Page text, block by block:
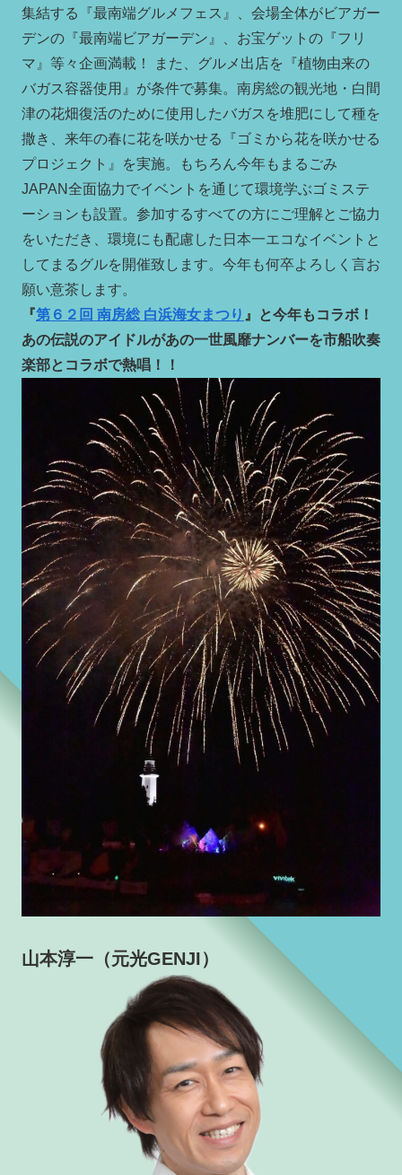
集結する『最南端グルメフェス』、会場全体がビアガー
デンの『最南端ビアガーデン』、お宝ゲットの『フリ
マ』等々企画満載！ また、グルメ出店を『植物由来の
バガス容器使用』が条件で募集。南房総の観光地・白間
津の花畑復活のために使用したバガスを堆肥にして種を
撒き、来年の春に花を咲かせる『ゴミから花を咲かせる
プロジェクト』を実施。もちろん今年もまるごみ
JAPAN全面協力でイベントを通じて環境学ぶゴミステ
ーションも設置。参加するすべての方にご理解とご協力
をいただき、環境にも配慮した日本一エコなイベントと
してまるグルを開催致します。今年も何卒よろしく言お
願い意茶します。
『第６２回 南房総 白浜海女まつり 』と今年もコラボ！
あの伝説のアイドルがあの一世風靡ナンバーを市船吹奏
楽部とコラボで熱唱！！
山本淳一（元光GENJI）